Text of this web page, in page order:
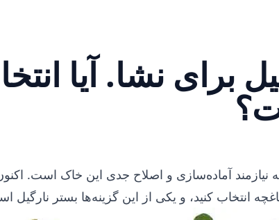
برای نشا. آیا
آماده‌سازی و اصلاح جدی این خاک است.
انتخاب کنید، و یکی از این گزینه‌ها بستر نارگیل